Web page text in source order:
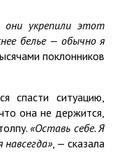
укрепили этот
белье — обычно я
поклонников
спасти ситуацию,
она не держится,
«Оставь себе. Я
, — сказала